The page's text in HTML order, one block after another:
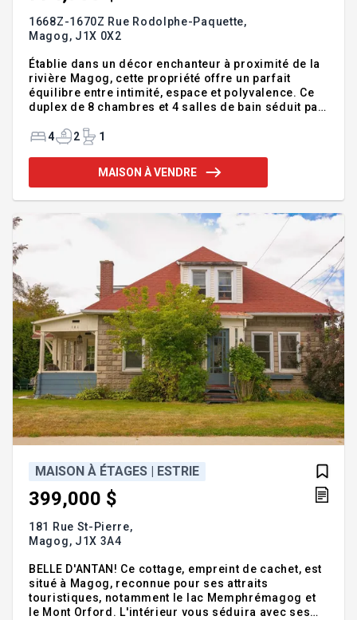
1668Z-1670Z Rue Rodolphe-Paquette,
Magog, J1X 0X2
Établie dans un décor enchanteur à proximité de la
rivière Magog, cette propriété offre un parfait
équilibre entre intimité, espace et polyvalence. Ce
duplex de 8 chambres et 4 salles de bain séduit par
et son cachet unique. Le logement principal
d'eau et un garage. Chaque unité bénéficie de son
entrée, d'une terrasse et d'une ambiance
superficie habitable, le logement principal de cette
4 2 1
MAISON À VENDRE
MAISON À ÉTAGES | ESTRIE
399,000 $
181 Rue St-Pierre,
Magog, J1X 3A4
BELLE D'ANTAN! Ce cottage, empreint de cachet, est
situé à Magog, reconnue pour ses attraits
touristiques, notamment le lac Memphrémagog et
le Mont Orford. L'intérieur vous séduira avec ses